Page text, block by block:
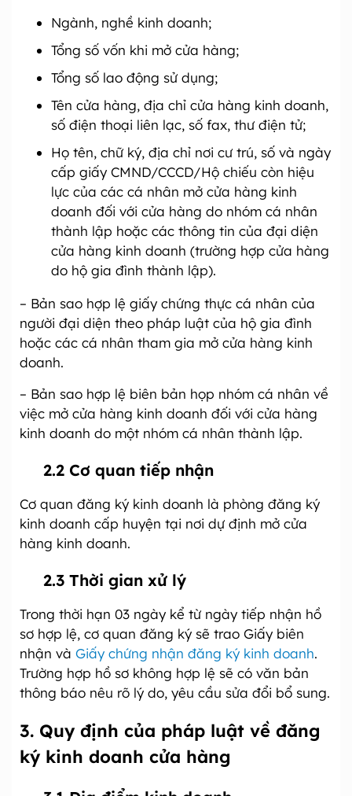
Ngành, nghề kinh doanh;
Tổng số vốn khi mở cửa hàng;
Tổng số lao động sử dụng;
Tên cửa hàng, địa chỉ cửa hàng kinh doanh,
số điện thoại liên lạc, số fax, thư điện tử;
Họ tên, chữ ký, địa chỉ nơi cư trú, số và ngày
cấp giấy CMND/CCCD/Hộ chiếu còn hiệu
lực của các cá nhân mở cửa hàng kinh
doanh đối với cửa hàng do nhóm cá nhân
thành lập hoặc các thông tin của đại diện
cửa hàng kinh doanh (trường hợp cửa hàng
do hộ gia đình thành lập).
– Bản sao hợp lệ giấy chứng thực cá nhân của
người đại diện theo pháp luật của hộ gia đình
hoặc các cá nhân tham gia mở cửa hàng kinh
doanh.
– Bản sao hợp lệ biên bản họp nhóm cá nhân về
việc mở cửa hàng kinh doanh đối với cửa hàng
kinh doanh do một nhóm cá nhân thành lập.
2.2 Cơ quan tiếp nhận
Cơ quan đăng ký kinh doanh là phòng đăng ký
kinh doanh cấp huyện tại nơi dự định mở cửa
hàng kinh doanh.
2.3 Thời gian xử lý
Trong thời hạn 03 ngày kể từ ngày tiếp nhận hồ
sơ hợp lệ, cơ quan đăng ký sẽ trao Giấy biên
nhận và Giấy chứng nhận đăng ký kinh doanh.
Trường hợp hồ sơ không hợp lệ sẽ có văn bản
thông báo nêu rõ lý do, yêu cầu sửa đổi bổ sung.
3. Quy định của pháp luật về đăng
ký kinh doanh cửa hàng